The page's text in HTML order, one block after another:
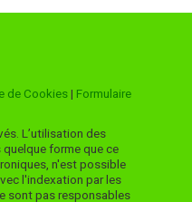
de Cookies| Formulaire
L’utilisation des
forme que ce
n'est possible
l'indexation par les
sont pas responsables